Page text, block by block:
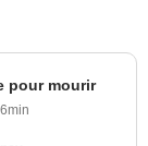
pour mourir